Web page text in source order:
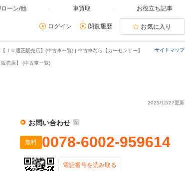
ーン/他 車買取 お役立ち記事
ログイン 閲覧履歴 お気に入り
サイトマップ
ＪＵ適正販売店】(中古車一覧) | 中古車なら【カーセンサー】
売店】 (中古車一覧)
2025/12/27更新
お問い合わせ
無料 0078-6002-959614
電話番号を読み取る